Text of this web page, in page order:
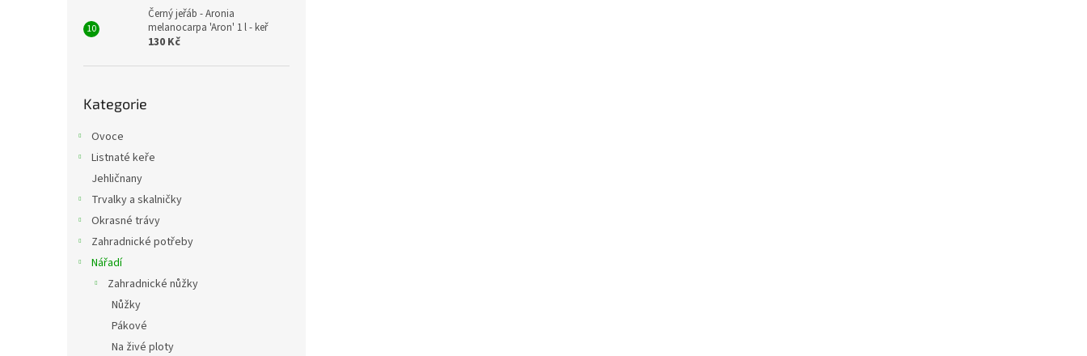
Černý jeřáb - Aronia
melanocarpa 'Aron' 1 l - keř
130 Kč
kategorie
Kategorie
Ovoce
Listnaté keře
Jehličnany
Trvalky a skalničky
Okrasné trávy
Zahradnické potřeby
Nářadí
Zahradnické nůžky
Nůžky
Pákové
Na živé ploty